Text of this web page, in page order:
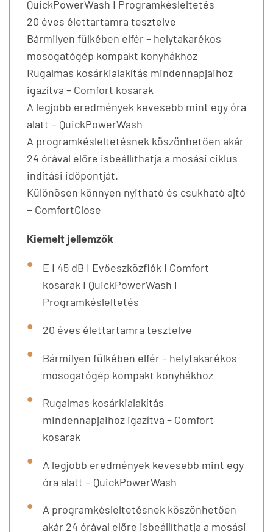
QuickPowerWash I Programkésleltetés
20 éves élettartamra tesztelve
Bármilyen fülkében elfér – helytakarékos
mosogatógép kompakt konyhákhoz
Rugalmas kosárkialakítás mindennapjaihoz
igazítva – Comfort kosarak
A legjobb eredmények kevesebb mint egy óra
alatt − QuickPowerWash
A programkésleltetésnek köszönhetően akár
24 órával előre isbeállíthatja a mosási ciklus
indítási időpontját.
Különösen könnyen nyitható és csukható ajtó
− ComfortClose
Kiemelt jellemzők
E I 45 dB I Evőeszközfiók I Comfort
kosarak I QuickPowerWash I
Programkésleltetés
20 éves élettartamra tesztelve
Bármilyen fülkében elfér – helytakarékos
mosogatógép kompakt konyhákhoz
Rugalmas kosárkialakítás
mindennapjaihoz igazítva – Comfort
kosarak
A legjobb eredmények kevesebb mint egy
óra alatt − QuickPowerWash
A programkésleltetésnek köszönhetően
akár 24 órával előre isbeállíthatja a mosási